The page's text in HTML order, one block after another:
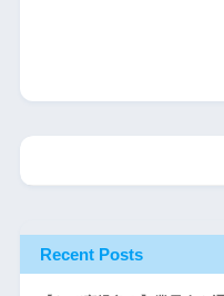
Recent Posts